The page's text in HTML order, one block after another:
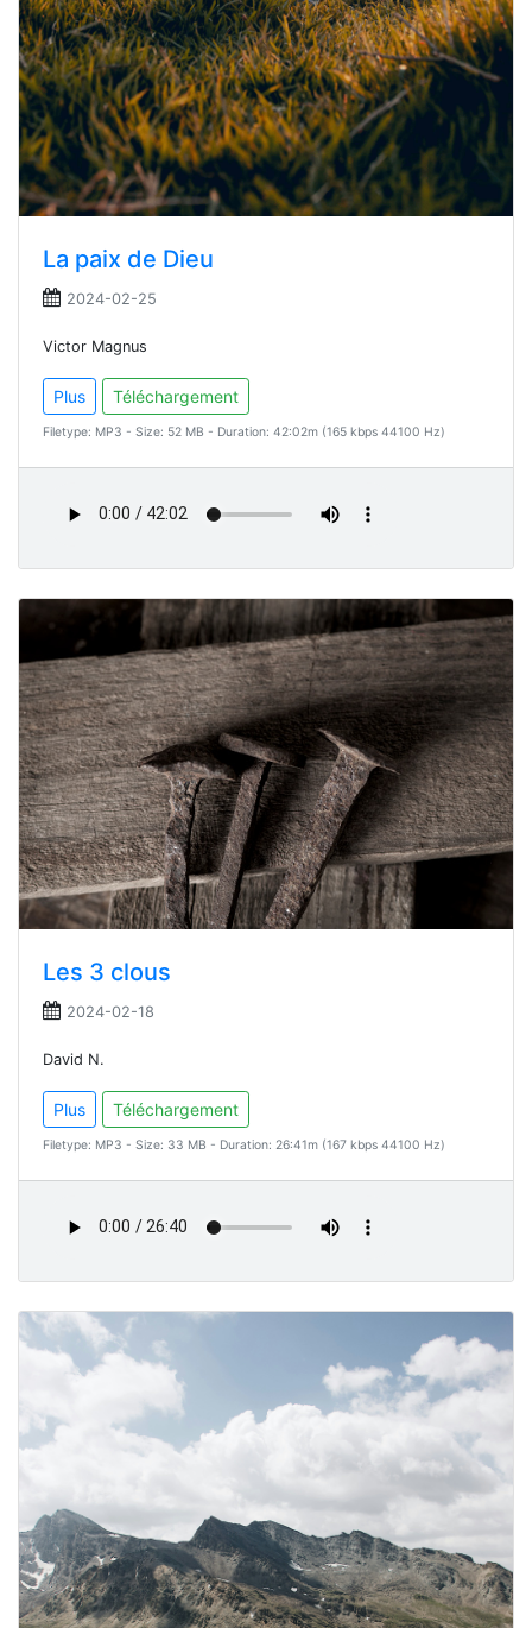
La paix de Dieu
2024-02-25
Victor Magnus
Plus Téléchargement
Filetype: MP3 - Size: 52 MB - Duration: 42:02m (165 kbps 44100 Hz)
Les 3 clous
2024-02-18
David N.
Plus Téléchargement
Filetype: MP3 - Size: 33 MB - Duration: 26:41m (167 kbps 44100 Hz)